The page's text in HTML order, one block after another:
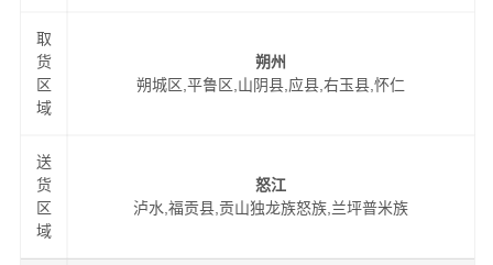
取
货
区
域
朔州
朔城区,平鲁区,山阴县,应县,右玉县,怀仁
送
货
区
域
怒江
泸水,福贡县,贡山独龙族怒族,兰坪普米族